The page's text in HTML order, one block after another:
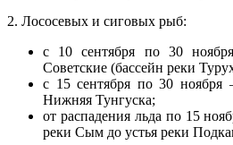
2. Лососевых и сиговых рыб:
с 10 сентября по 30
Советские (бассейн реки
с 15 сентября по 30 ноября
Нижняя Тунгуска;
от распадения льда по 15
реки Сым до устья реки